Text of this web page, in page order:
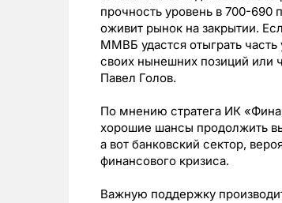
прочность уровень в 700-690
оживит рынок на закрытии.
ММВБ удастся отыграть часть
своих нынешних позиций или
Павел Голов.
По мнению стратега ИК
хорошие шансы продолжить
а вот банковский сектор,
финансового кризиса.
Важную поддержку